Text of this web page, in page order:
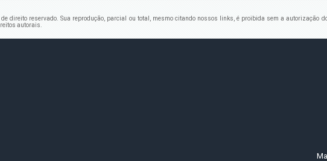
de direito reservado. Sua reprodução, parcial ou total, mesmo citando nossos links, é proibida sem a autorização
autorais